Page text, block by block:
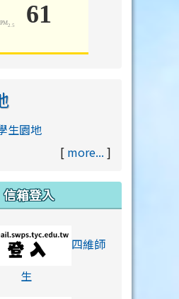
生園地
[ more... ]
信箱登入
四維師
生link to https://